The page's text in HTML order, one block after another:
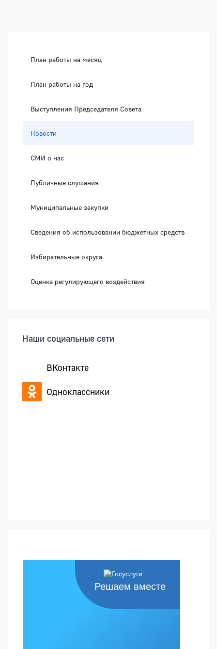
План работы на месяц
План работы на год
Выступления Председателя Совета
Новости
СМИ о нас
Публичные слушания
Муниципальные закупки
Сведения об использовании бюджетных средств
Избирательные округа
Оценка регулирующего воздействия
Наши социальные сети
ВКонтакте
Одноклассники
Решаем вместе